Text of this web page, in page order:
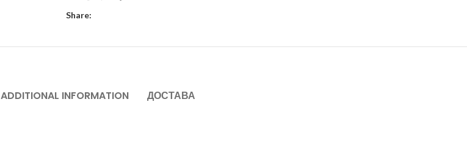
Share:
ADDITIONAL INFORMATION ДОСТАВА